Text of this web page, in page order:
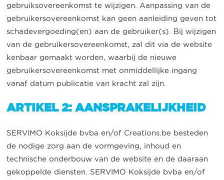
gebruiksovereenkomst te wijzigen. Aanpassing van de
gebruikersovereenkomst kan geen aanleiding geven tot
schadevergoeding(en) aan de gebruiker(s). Bij wijzigen
van de gebruikersovereenkomst, zal dit via de website
kenbaar gemaakt worden, waarbij de nieuwe
gebruikersovereenkomst met onmiddellijke ingang
vanaf datum publicatie van kracht zal zijn.
ARTIKEL 2: AANSPRAKELIJKHEID
SERVIMO Koksijde bvba en/of Creations.be besteden
de nodige zorg aan de vormgeving, inhoud en
technische onderbouw van de website en de daaraan
gekoppelde diensten. SERVIMO Koksijde bvba en/of